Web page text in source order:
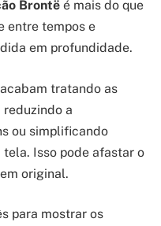
Brontë é mais do que
entre tempos e
em profundidade.
tratando as
a
ou simplificando
Isso pode afastar o
original.
para mostrar os